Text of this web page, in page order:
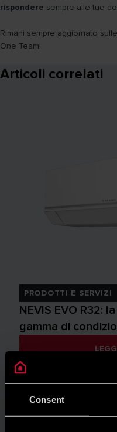
Consent
rispondere sempre alle tue
Rimani sempre aggiornato
One Team!
Articoli correlati
PRODOTTI E SERVIZI
NEVIS EVO R32:
gamma di